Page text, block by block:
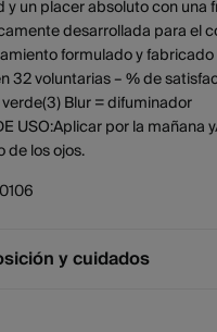
y un placer absoluto con una
desarrollada para el
formulado y fabricado
32 voluntarias – % de
Blur = difuminador
USO:Aplicar por la mañana
de los ojos.
y cuidados